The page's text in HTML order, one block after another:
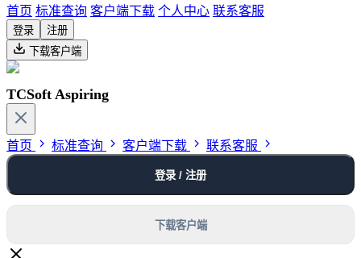
首页 标准查询 客户端下载 个人中心 联系客服
登录
注册
下载客户端
TCSoft Aspiring
首页 标准查询 客户端下载 联系客服
登录 / 注册
下载客户端